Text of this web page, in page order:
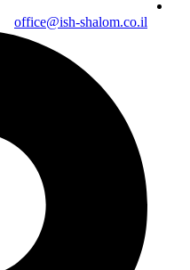
office@ish-shalom.co.il